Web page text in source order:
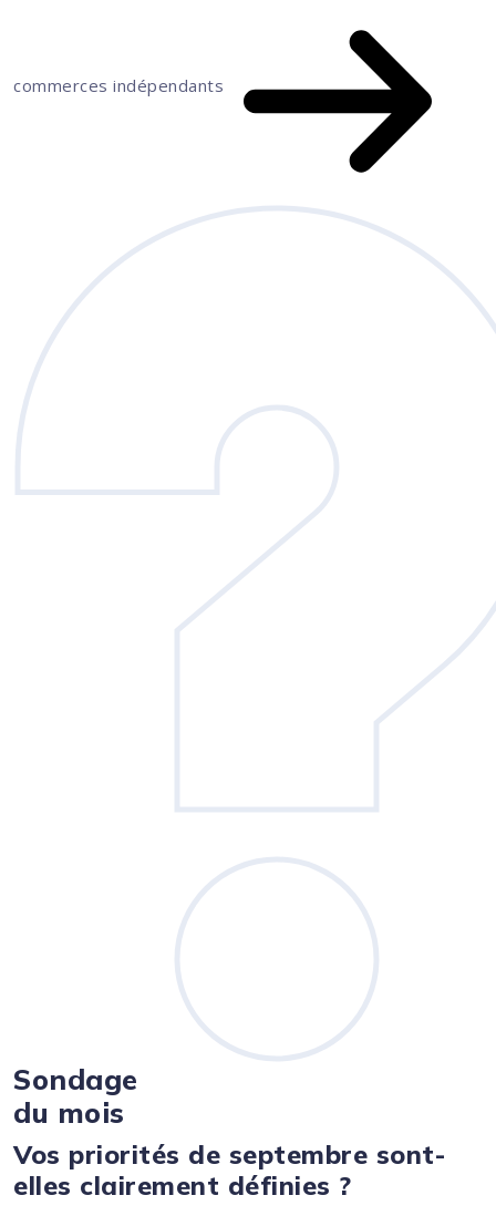
commerces indépendants
Sondage
du mois
Vos priorités de septembre sont-
elles clairement définies ?